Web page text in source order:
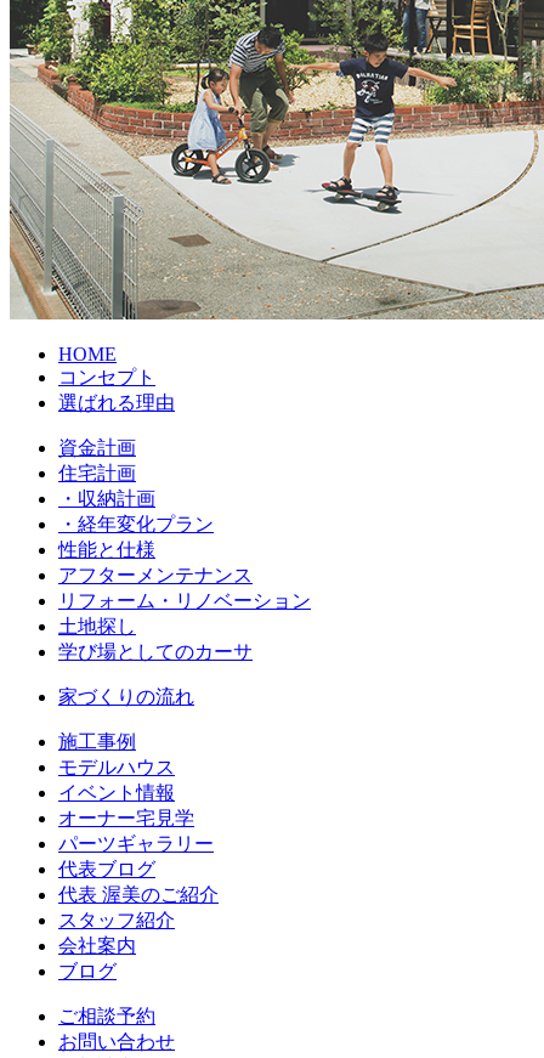
HOME
コンセプト
選ばれる理由
資金計画
住宅計画
・収納計画
・経年変化プラン
性能と仕様
アフターメンテナンス
リフォーム・リノベーション
土地探し
学び場としてのカーサ
家づくりの流れ
施工事例
モデルハウス
イベント情報
オーナー宅見学
パーツギャラリー
代表ブログ
代表 渥美のご紹介
スタッフ紹介
会社案内
ブログ
ご相談予約
お問い合わせ